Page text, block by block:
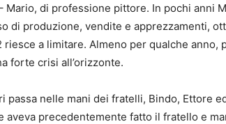
Mario, di professione pittore. In pochi anni
di produzione, vendite e apprezzamenti,
a limitare. Almeno per qualche anno,
forte crisi all’orizzonte.
passa nelle mani dei fratelli, Bindo, Ettore
aveva precedentemente fatto il fratello e